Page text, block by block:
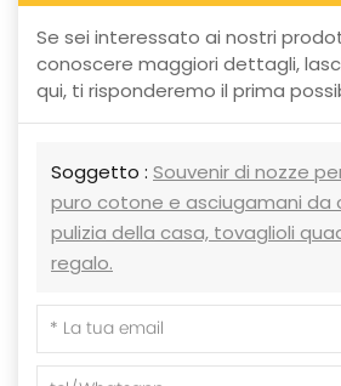
Se sei interessato ai nostri
conoscere maggiori dettagli,
qui, ti risponderemo il prima
Soggetto : Souvenir di nozze
puro cotone e asciugamani da
pulizia della casa, tovaglioli
regalo.